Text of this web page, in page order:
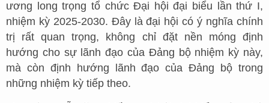
ương long trọng tổ chức Đại hội đại biểu lần thứ I,
nhiệm kỳ 2025-2030. Đây là đại hội có ý nghĩa chính
trị rất quan trọng, không chỉ đặt nền móng định
hướng cho sự lãnh đạo của Đảng bộ nhiệm kỳ này,
mà còn định hướng lãnh đạo của Đảng bộ trong
những nhiệm kỳ tiếp theo.